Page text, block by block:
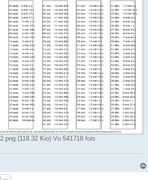
(118.32 Kio) Vu 541718 fois